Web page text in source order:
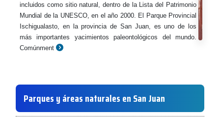
incluidos como sitio natural, dentro de la Lista del Patrimonio
Mundial de la UNESCO, en el año 2000. El Parque Provincial
Ischigualasto, en la provincia de San Juan, es uno de los
más importantes yacimientos paleontológicos del mundo.
Comúnment
Parques y áreas naturales en San Juan